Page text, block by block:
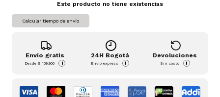
Este producto no tiene existencias
Calcular tiempo de envío
Envío gratis
Desde$ 159.900 i
24H Bogotá
Envío express i
Devoluciones
Sin costo i